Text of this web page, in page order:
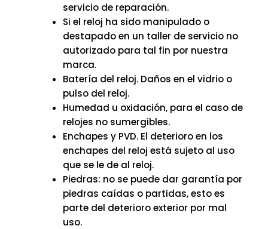
servicio de reparación.
Si el reloj ha sido manipulado o
destapado en un taller de servicio no
autorizado para tal fin por nuestra
marca.
Batería del reloj. Daños en el vidrio o
pulso del reloj.
Humedad u oxidación, para el caso de
relojes no sumergibles.
Enchapes y PVD. El deterioro en los
enchapes del reloj está sujeto al uso
que se le de al reloj.
Piedras: no se puede dar garantía por
piedras caídas o partidas, esto es
parte del deterioro exterior por mal
uso.